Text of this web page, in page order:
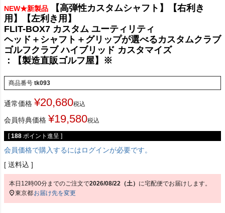
NEW★新製品
【高弾性カスタムシャフト】【右利き
用】【左利き用】
FLIT-BOX7 カスタム ユーティリティ
ヘッド＋シャフト＋グリップが選べるカスタムクラブ
ゴルフクラブ ハイブリッド カスタマイズ
：【製造直販ゴルフ屋】※
商品番号 tk093
通常価格 ¥20,680税込
会員特典価格 ¥19,580税込
[ 188 ポイント進呈 ]
会員価格で購入するにはログインが必要です。
送料込
本日 12時00分までのご注文で2026/08/22（土） に宅配便 でお届けします。
東京都お届け先を変更